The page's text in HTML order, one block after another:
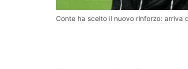
Conte ha scelto il nuovo rinforzo: arriva